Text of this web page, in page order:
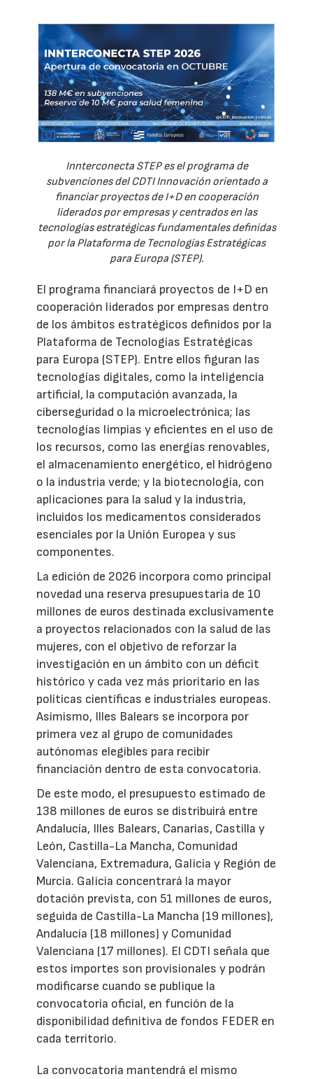
Innterconecta STEP es el programa de
subvenciones del CDTI Innovación orientado a
financiar proyectos de I+D en cooperación
liderados por empresas y centrados en las
tecnologías estratégicas fundamentales definidas
por la Plataforma de Tecnologías Estratégicas
para Europa (STEP).
El programa financiará proyectos de I+D en
cooperación liderados por empresas dentro
de los ámbitos estratégicos definidos por la
Plataforma de Tecnologías Estratégicas
para Europa (STEP). Entre ellos figuran las
tecnologías digitales, como la inteligencia
artificial, la computación avanzada, la
ciberseguridad o la microelectrónica; las
tecnologías limpias y eficientes en el uso de
los recursos, como las energías renovables,
el almacenamiento energético, el hidrógeno
o la industria verde; y la biotecnología, con
aplicaciones para la salud y la industria,
incluidos los medicamentos considerados
esenciales por la Unión Europea y sus
componentes.
La edición de 2026 incorpora como principal
novedad una reserva presupuestaria de 10
millones de euros destinada exclusivamente
a proyectos relacionados con la salud de las
mujeres, con el objetivo de reforzar la
investigación en un ámbito con un déficit
histórico y cada vez más prioritario en las
políticas científicas e industriales europeas.
Asimismo, Illes Balears se incorpora por
primera vez al grupo de comunidades
autónomas elegibles para recibir
financiación dentro de esta convocatoria.
De este modo, el presupuesto estimado de
138 millones de euros se distribuirá entre
Andalucía, Illes Balears, Canarias, Castilla y
León, Castilla-La Mancha, Comunidad
Valenciana, Extremadura, Galicia y Región de
Murcia. Galicia concentrará la mayor
dotación prevista, con 51 millones de euros,
seguida de Castilla-La Mancha (19 millones),
Andalucía (18 millones) y Comunidad
Valenciana (17 millones). El CDTI señala que
estos importes son provisionales y podrán
modificarse cuando se publique la
convocatoria oficial, en función de la
disponibilidad definitiva de fondos FEDER en
cada territorio.
La convocatoria mantendrá el mismo